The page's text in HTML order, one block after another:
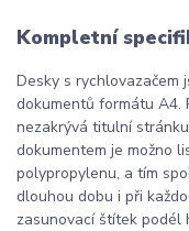
Kompletní
Desky s rychlovazačem
dokumentů formátu A4.
nezakrývá titulní
dokumentem je možno
polypropylenu, a tím
dlouhou dobu i při
zasunovací štítek podél